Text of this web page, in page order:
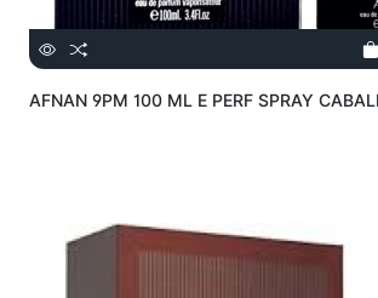
AFNAN 9PM 100 ML E PERF SPRAY